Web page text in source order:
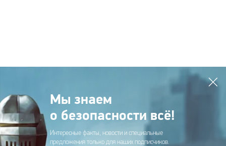
Мы знаем
о безопасности всё!
Интересные факты, новости и специальные
предложения только для наших подписчиков.